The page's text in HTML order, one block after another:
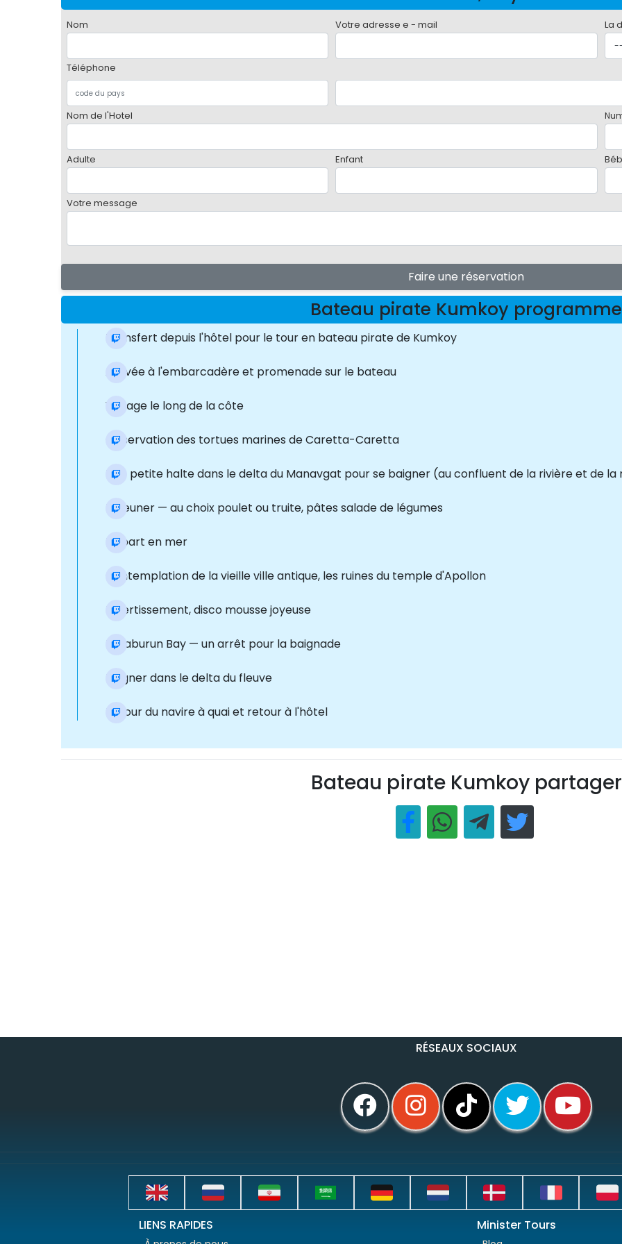
Nom Votre adresse e - mail La
Téléphone
Nom de l'Hotel
Adulte Enfant
Votre message
Faire une réservation
Bateau pirate Kumkoy programme
Transfert depuis l'hôtel pour le tour en bateau pirate de Kumkoy
Arrivée à l'embarcadère et promenade sur le bateau
Voyage le long de la côte
Observation des tortues marines de Caretta-Caretta
Une petite halte dans le delta du Manavgat pour se baigner (au confluent de la rivière et de la
Déjeuner — au choix poulet ou truite, pâtes salade de légumes
Départ en mer
Contemplation de la vieille ville antique, les ruines du temple d'Apollon
Divertissement, disco mousse joyeuse
Karaburun Bay — un arrêt pour la baignade
Baigner dans le delta du fleuve
Retour du navire à quai et retour à l'hôtel
Bateau pirate Kumkoy partager
RÉSEAUX SOCIAUX
LIENS RAPIDES Minister Tours